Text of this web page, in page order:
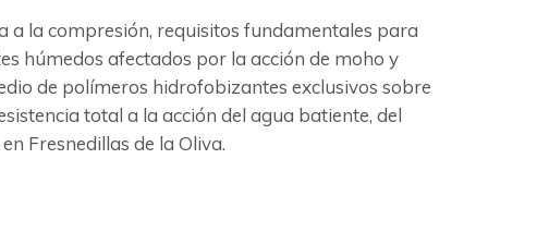
a la compresión, requisitos fundamentales para
húmedos afectados por la acción de moho y
de polímeros hidrofobizantes exclusivos sobre
total a la acción del agua batiente, del
Fresnedillas de la Oliva.